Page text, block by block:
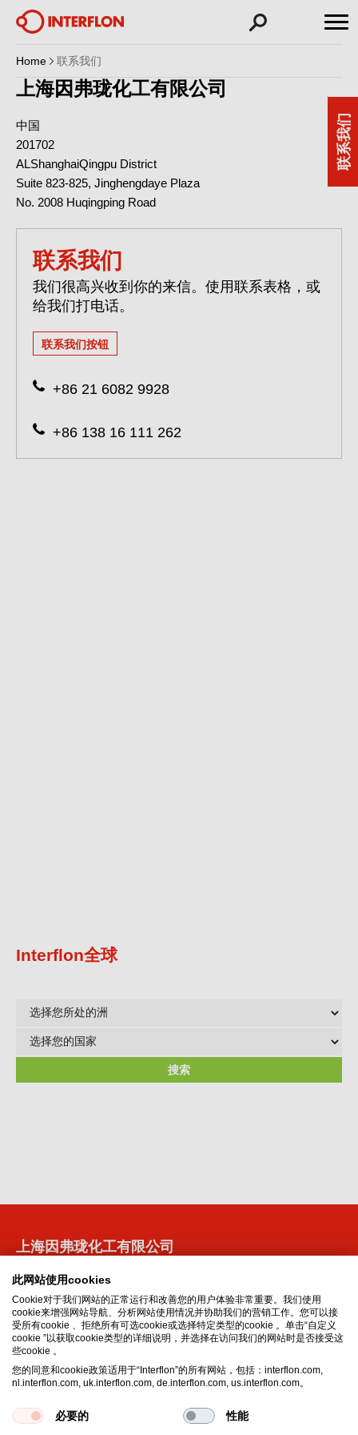
Home 联系我们
上海因弗珑化工有限公司
中国
201702
ALShanghaiQingpu District
Suite 823-825, Jinghengdaye Plaza
No. 2008 Huqingping Road
联系我们
我们很高兴收到你的来信。使用联系表格，或
给我们打电话。
联系我们按钮
+86 21 6082 9928
+86 138 16 111 262
Interflon全球
所
的
的
搜索
上海因弗珑化工有限公司
201702
ALShanghaiQingpu District
Suite 823-825, Jinghengdaye Plaza
No. 2008 Huqingping Road
Email:info@interflonchina.com
Phone:+86 21 6082 9928
联系我们
此网站使用cookies
Cookie对于我们网站的正常运行和改善您的用户体验非常重要。我们使用
cookie来增强网站导航、分析网站使用情况并协助我们的营销工作。您可以接
受所有cookie 、拒绝所有可选cookie或选择特定类型的cookie 。单击“自定义
cookie ”以获取cookie类型的详细说明，并选择在访问我们的网站时是否接受这
些cookie 。
您的同意和cookie政策适用于“Interflon”的所有网站，包括：interflon.com,
nl.interflon.com, uk.interflon.com, de.interflon.com, us.interflon.com。
必要的 性能